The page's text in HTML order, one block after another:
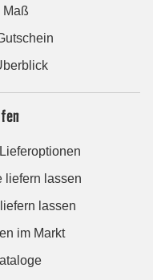
Maß
liefern lassen
lassen
im Markt